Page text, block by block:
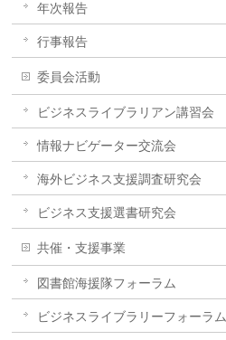
年次報告
行事報告
委員会活動
ビジネスライブラリアン講習会
情報ナビゲーター交流会
海外ビジネス支援調査研究会
ビジネス支援選書研究会
共催・支援事業
図書館海援隊フォーラム
ビジネスライブラリーフォーラム